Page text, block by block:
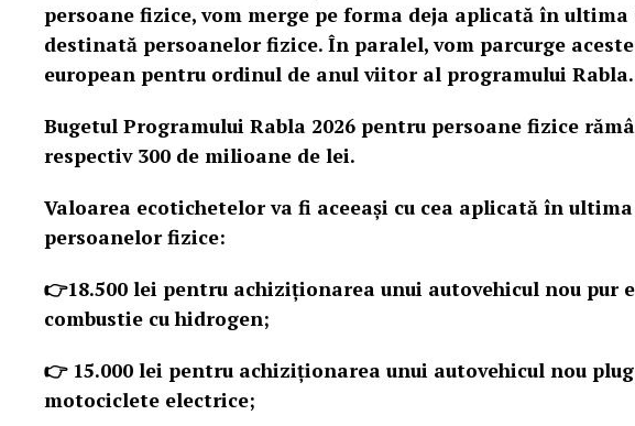
persoane fizice, vom merge pe forma deja aplicată în ultima
destinată persoanelor fizice. În paralel, vom parcurge
european pentru ordinul de anul viitor al programului Rabla.
Bugetul Programului Rabla 2026 pentru persoane fizice
respectiv 300 de milioane de lei.
Valoarea ecotichetelor va fi aceeași cu cea aplicată în
persoanelor fizice:
👉18.500 lei pentru achiziționarea unui autovehicul nou pur
combustie cu hidrogen;
👉 15.000 lei pentru achiziționarea unui autovehicul nou
motociclete electrice;